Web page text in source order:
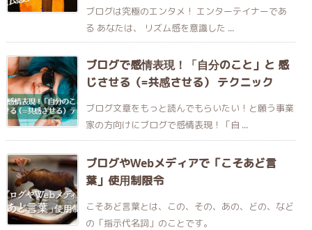
ブログは究極のエンタメ！ エンターテイナーであ
る あなたは、 リズム感を意識した ...
ブログで感情表現！「自分のこと」と 感
じさせる（=共感させる） テクニック
ブログ文章をもっと読んでもらいたい！と願う事業
家の方向けにブログで感情表現！「自 ...
ブログやWebメディアで「こそあど言
葉」使用制限令
こそあど言葉とは、この、その、あの、どの、など
の「指示代名詞」のことです。